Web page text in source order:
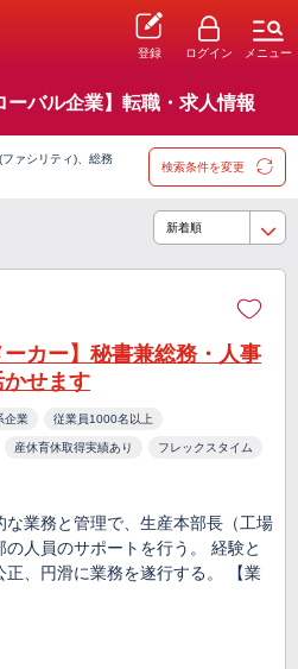
登録 ログイン メニュー
ーバル企業】転職・求人情報
ァシリティ)、総務
検索条件を変更
ーカー】秘書兼総務・人事
せます
企業 従業員1000名以上
産休育休取得実績あり フレックスタイム
業務と管理で、生産本部⾧（工場
人員のサポートを行う。 経験と
、円滑に業務を遂行する。 【業